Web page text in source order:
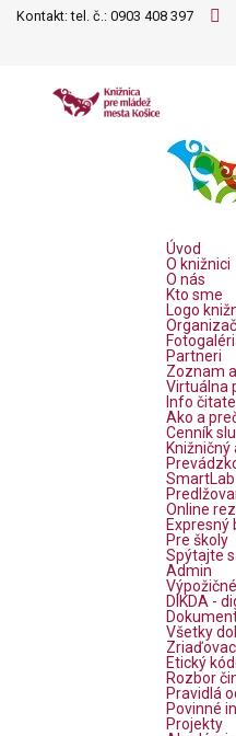
Kontakt: tel. č.: 0903 408 397
Úvod
O knižnici
O nás
Kto sme
Logo
Partneri
Zoznam
Virtuálna
Info
Ako a
Cenník
Online
Expresný
Pre školy
Spýtajte
Admin
DIKDA -
Všetky
Etický
Rozbor
Pravidlá
Povinné
Projekty